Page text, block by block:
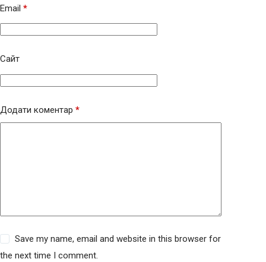
Email *
Сайт
Додати коментар *
Save my name, email and website in this browser for
the next time I comment.